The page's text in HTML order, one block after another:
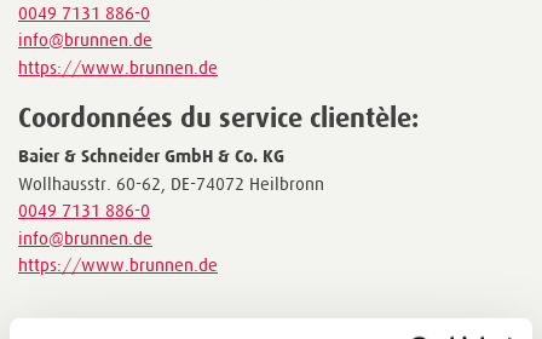
0049 7131 886-0
info@brunnen.de
https://www.brunnen.de
Coordonnées du service clientèle:
Baier & Schneider GmbH & Co. KG
Wollhausstr. 60-62, DE-74072 Heilbronn
0049 7131 886-0
info@brunnen.de
https://www.brunnen.de